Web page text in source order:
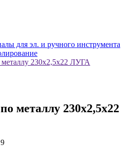
для эл. и ручного инструмента
230х2,5х22 ЛУГА
металлу 230х2,5х22